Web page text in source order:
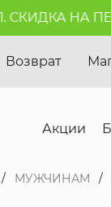
НА
Возврат
Акции
МУЖЧИНАМ